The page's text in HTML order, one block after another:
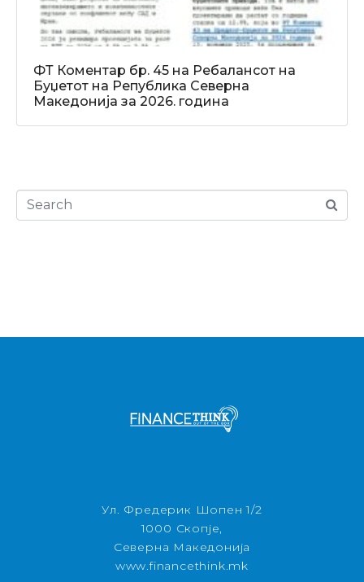
ФТ Коментар бр. 45 на Ребалансот на
Буџетот на Република Северна
Македонија за 2026. година
Ул. Фредерик Шопен 1/2
1000 Скопје,
Северна Македонија
www.financethink.mk